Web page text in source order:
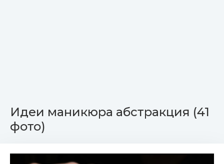
Идеи маникюра абстракция (41
фото)